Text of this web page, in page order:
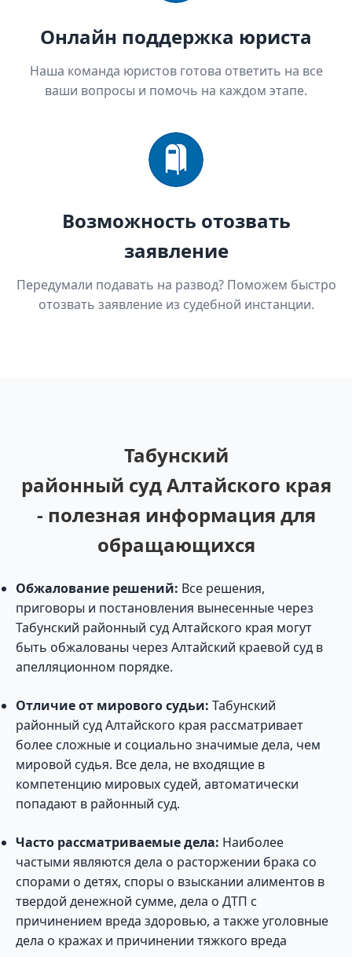
Онлайн поддержка юриста
Наша команда юристов готова ответить на все
ваши вопросы и помочь на каждом этапе.
Возможность отозвать
заявление
Передумали подавать на развод? Поможем быстро
отозвать заявление из судебной инстанции.
Табунский
районный суд Алтайского края
- полезная информация для
обращающихся
Обжалование решений: Все решения,
приговоры и постановления вынесенные через
Табунский районный суд Алтайского края могут
быть обжалованы через Алтайский краевой суд в
апелляционном порядке.
Отличие от мирового судьи: Табунский
районный суд Алтайского края рассматривает
более сложные и социально значимые дела, чем
мировой судья. Все дела, не входящие в
компетенцию мировых судей, автоматически
попадают в районный суд.
Часто рассматриваемые дела: Наиболее
частыми являются дела о расторжении брака со
спорами о детях, споры о взыскании алиментов в
твердой денежной сумме, дела о ДТП с
причинением вреда здоровью, а также уголовные
дела о кражах и причинении тяжкого вреда